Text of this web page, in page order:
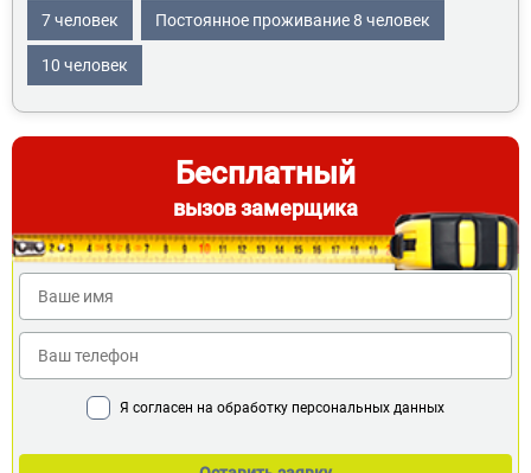
7 человек Постоянное проживание 8 человек
10 человек
Бесплатный
вызов замерщика
Я согласен на обработку персональных данных